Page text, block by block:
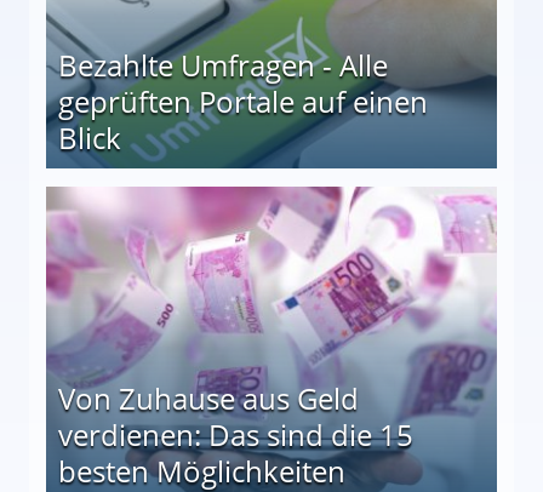
Bezahlte Umfragen - Alle
geprüften Portale auf einen
Blick
auf einen Blick
Von Zuhause aus Geld
verdienen: Das sind die 15
besten Möglichkeiten